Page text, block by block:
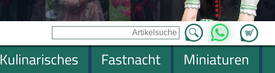
Zum
WhatsApp
Kulinarisches Fastnacht
Miniaturen